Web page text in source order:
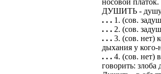
носовой платок.
ДУШИТЬ - душу,
. . . 1. (сов.
. . . 2. (сов.
. . . 3. (сов. нет)
дыхания у кого-
. . . 4. (сов. нет)
говорить: злоба